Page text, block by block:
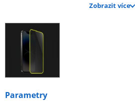
aplikaci skla na displej telefonu.
být ilustrativní.
Zobrazit více
Parametry